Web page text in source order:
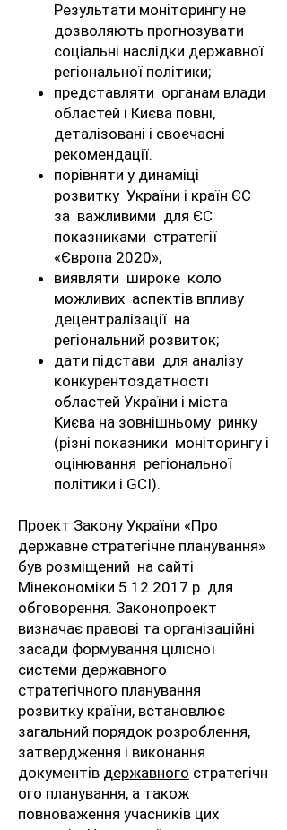
Результати моніторингу не
дозволяють прогнозувати
соціальні наслідки державної
регіональної політики;
представляти органам влади
областей і Києва повні,
деталізовані і своєчасні
рекомендації.
порівняти у динаміці
розвитку України і країн ЄС
за важливими для ЄС
показниками стратегії
«Європа 2020»;
виявляти широке коло
можливих аспектів впливу
децентралізації на
регіональний розвиток;
дати підстави для аналізу
конкурентоздатності
областей України і міста
Києва на зовнішньому ринку
(різні показники моніторингу і
оцінювання регіональної
політики і GCI).
Проект Закону України «Про
державне стратегічне планування»
був розміщений на сайті
Мінекономіки 5.12.2017 р. для
обговорення. Законопроект
визначає правові та організаційні
засади формування цілісної
системи державного
стратегічного планування
розвитку країни, встановлює
загальний порядок розроблення,
затвердження і виконання
документів державного стратегічн
ого планування, а також
повноваження учасників цих